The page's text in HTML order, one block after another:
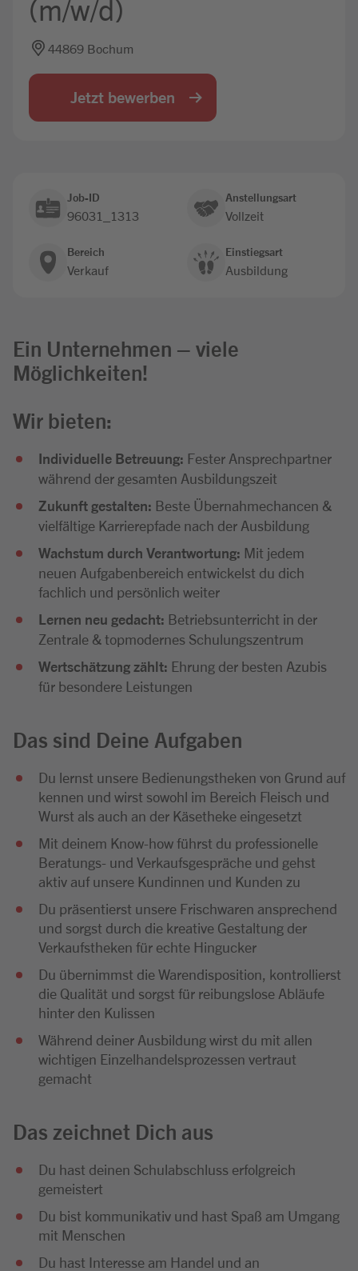
(m/w/d)
44869 Bochum
Jetzt bewerben
Job-ID
96031_1313
Anstellungsart
Vollzeit
Bereich
Verkauf
Einstiegsart
Ausbildung
Ein Unternehmen – viele
Möglichkeiten!
Wir bieten:
Individuelle Betreuung: Fester Ansprechpartner
während der gesamten Ausbildungszeit
Zukunft gestalten: Beste Übernahmechancen &
vielfältige Karrierepfade nach der Ausbildung
Wachstum durch Verantwortung: Mit jedem
neuen Aufgabenbereich entwickelst du dich
fachlich und persönlich weiter
Lernen neu gedacht: Betriebsunterricht in der
Zentrale & topmodernes Schulungszentrum
Wertschätzung zählt: Ehrung der besten Azubis
für besondere Leistungen
Das sind Deine Aufgaben
Du lernst unsere Bedienungstheken von Grund auf
kennen und wirst sowohl im Bereich Fleisch und
Wurst als auch an der Käsetheke eingesetzt
Mit deinem Know-how führst du professionelle
Beratungs- und Verkaufsgespräche und gehst
aktiv auf unsere Kundinnen und Kunden zu
Du präsentierst unsere Frischwaren ansprechend
und sorgst durch die kreative Gestaltung der
Verkaufstheken für echte Hingucker
Du übernimmst die Warendisposition, kontrollierst
die Qualität und sorgst für reibungslose Abläufe
hinter den Kulissen
Während deiner Ausbildung wirst du mit allen
wichtigen Einzelhandelsprozessen vertraut
gemacht
Das zeichnet Dich aus
Du hast deinen Schulabschluss erfolgreich
gemeistert
Du bist kommunikativ und hast Spaß am Umgang
mit Menschen
Du hast Interesse am Handel und an